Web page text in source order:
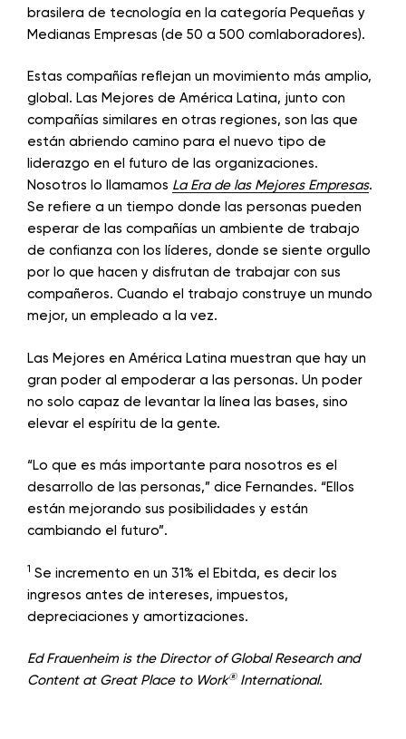
brasilera de tecnología en la categoría Pequeñas y
Medianas Empresas (de 50 a 500 comlaboradores).
Estas compañías reflejan un movimiento más amplio,
global. Las Mejores de América Latina, junto con
compañías similares en otras regiones, son las que
están abriendo camino para el nuevo tipo de
liderazgo en el futuro de las organizaciones.
Nosotros lo llamamos La Era de las Mejores Empresas.
Se refiere a un tiempo donde las personas pueden
esperar de las compañías un ambiente de trabajo
de confianza con los líderes, donde se siente orgullo
por lo que hacen y disfrutan de trabajar con sus
compañeros. Cuando el trabajo construye un mundo
mejor, un empleado a la vez.
Las Mejores en América Latina muestran que hay un
gran poder al empoderar a las personas. Un poder
no solo capaz de levantar la línea las bases, sino
elevar el espíritu de la gente.
“Lo que es más importante para nosotros es el
desarrollo de las personas,” dice Fernandes. “Ellos
están mejorando sus posibilidades y están
cambiando el futuro”.
1 Se incremento en un 31% el Ebitda, es decir los
ingresos antes de intereses, impuestos,
depreciaciones y amortizaciones.
Ed Frauenheim is the Director of Global Research and
Content at Great Place to Work®International.